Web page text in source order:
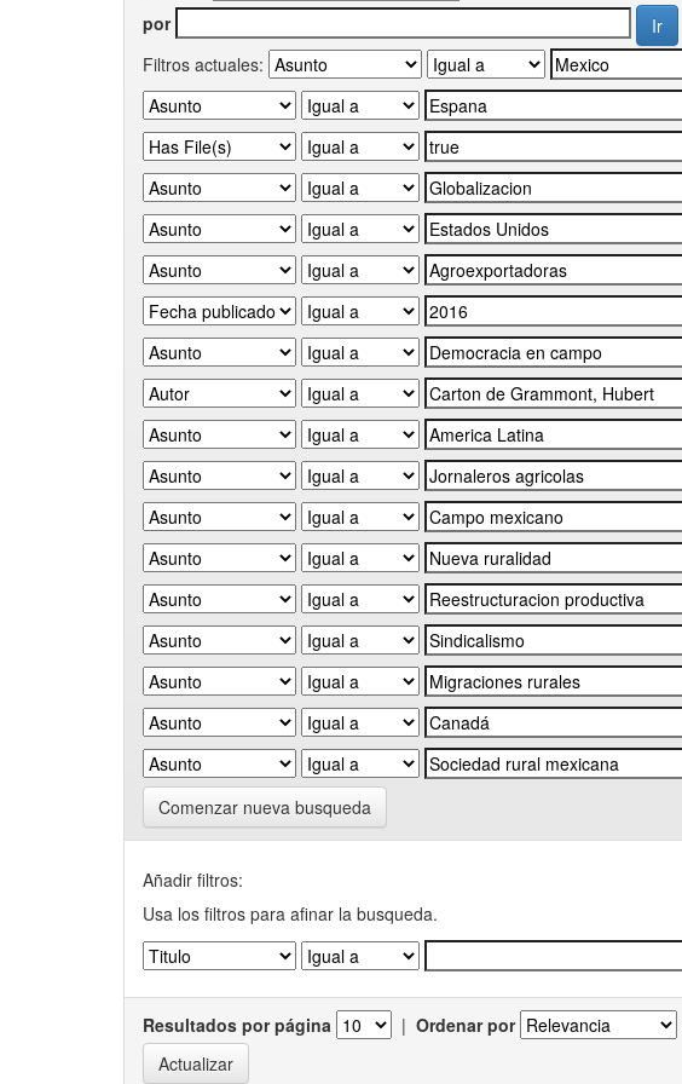
por
Filtros actuales:
Comenzar nueva busqueda
Añadir filtros:
Usa los filtros para afinar la busqueda.
Resultados por página | Ordenar por